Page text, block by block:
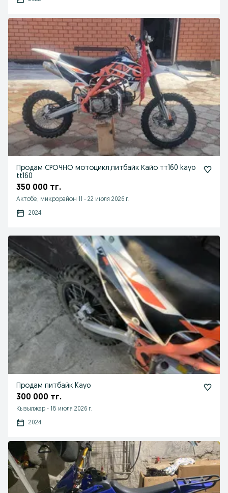
Продам СРОЧНО мотоцикл,питбайк Кайо тт160 kayo
tt160
350 000 тг.
Актобе, микрорайон 11 - 22 июля 2026 г.
2024
Продам питбайк Kayo
300 000 тг.
Кызылжар - 18 июля 2026 г.
2024